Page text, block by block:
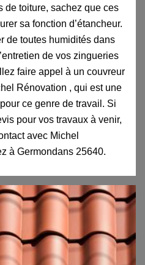
de toiture, sachez que ces
sa fonction d’étancheur.
de toutes humidités dans
de vos zingueries
faire appel à un couvreur
Rénovation , qui est une
ce genre de travail. Si
pour vos travaux à venir,
avec Michel
à Germondans 25640.